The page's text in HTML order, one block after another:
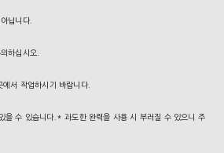
닙니다.
하십시오.
서 작업하시기 바랍니다.
을 수 있습니다.* 과도한 완력을 사용 시 부러질 수 있으니 주